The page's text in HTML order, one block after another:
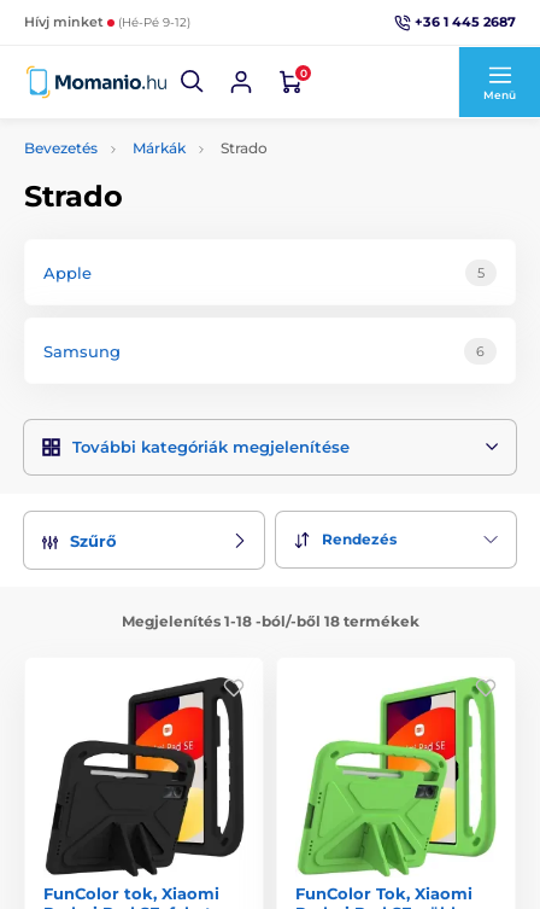
Hívj minket (Hé-Pé 9-12) +36 1 445 2687
0
Menü
Bevezetés Márkák Strado
Strado
Apple 5
Samsung 6
További kategóriák megjelenítése
Szűrő Rendezés
Megjelenítés 1-18 -ból/-ből 18 termékek
FunColor tok, Xiaomi
FunColor Tok, Xiaomi